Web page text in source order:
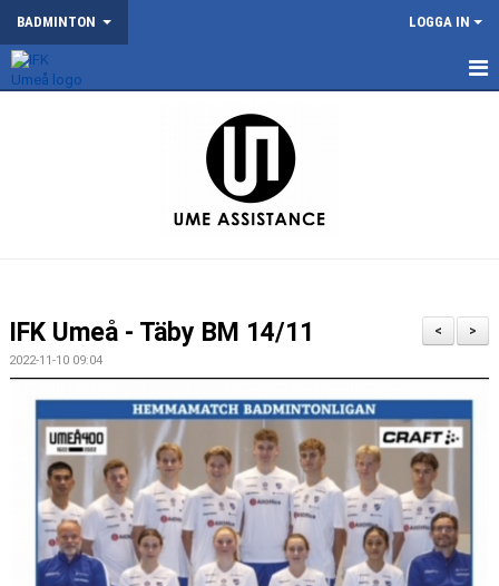
BADMINTON LOGGA IN
TRÄNING
TÄVLING
DOKUMENT
KALENDER
WEBBSHOP
>
<
IFK Umeå - Täby BM 14/11
2022-11-10 09:04